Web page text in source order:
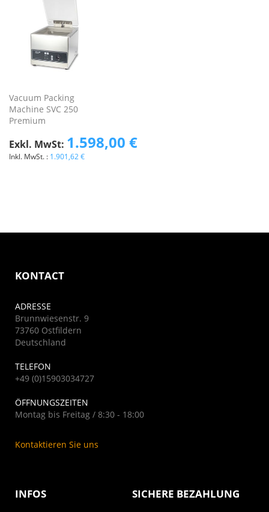
Vacuum Packing
Machine SVC 250
Premium
1.901,62 €
1.598,00 €
KONTACT
ADRESSE
Brunnwiesenstr. 9
73760 Ostfildern
Deutschland
TELEFON
+49 (0)15903034727
ÖFFNUNGSZEITEN
Montag bis Freitag / 8:30 - 18:00
Kontaktieren Sie uns
INFOS SICHERE BEZAHLUNG